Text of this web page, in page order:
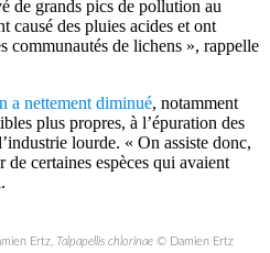
de grands pics de pollution au
causé des pluies acides et ont
communautés de lichens », rappelle
a nettement diminué, notamment
plus propres, à l’épuration des
lourde. « On assiste donc,
certaines espèces qui avaient
Ertz, Talpapellis chlorinae © Damien Ertz